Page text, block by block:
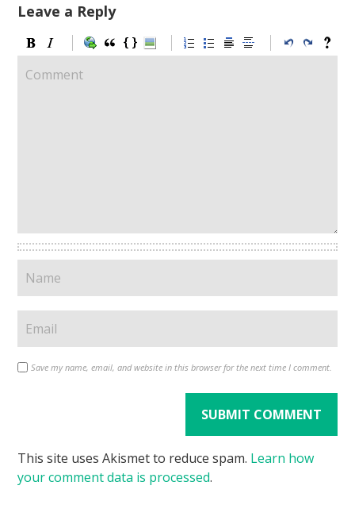
Leave a Reply
Save my name, email, and website in this browser for the next time I comment.
This site uses Akismet to reduce spam. Learn how
your comment data is processed.